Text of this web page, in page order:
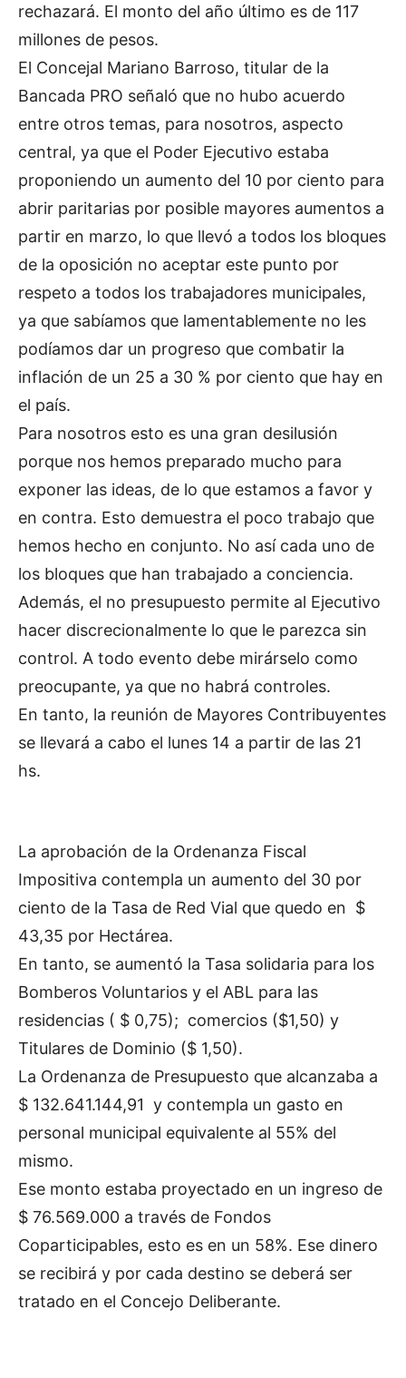
rechazará. El monto del año último es de 117
millones de pesos.
El Concejal Mariano Barroso, titular de la
Bancada PRO señaló que no hubo acuerdo
entre otros temas, para nosotros, aspecto
central, ya que el Poder Ejecutivo estaba
proponiendo un aumento del 10 por ciento para
abrir paritarias por posible mayores aumentos a
partir en marzo, lo que llevó a todos los bloques
de la oposición no aceptar este punto por
respeto a todos los trabajadores municipales,
ya que sabíamos que lamentablemente no les
podíamos dar un progreso que combatir la
inflación de un 25 a 30 % por ciento que hay en
el país.
Para nosotros esto es una gran desilusión
porque nos hemos preparado mucho para
exponer las ideas, de lo que estamos a favor y
en contra. Esto demuestra el poco trabajo que
hemos hecho en conjunto. No así cada uno de
los bloques que han trabajado a conciencia.
Además, el no presupuesto permite al Ejecutivo
hacer discrecionalmente lo que le parezca sin
control. A todo evento debe mirárselo como
preocupante, ya que no habrá controles.
En tanto, la reunión de Mayores Contribuyentes
se llevará a cabo el lunes 14 a partir de las 21
hs.
La aprobación de la Ordenanza Fiscal
Impositiva contempla un aumento del 30 por
ciento de la Tasa de Red Vial que quedo en $
43,35 por Hectárea.
En tanto, se aumentó la Tasa solidaria para los
Bomberos Voluntarios y el ABL para las
residencias ( $ 0,75); comercios ($1,50) y
Titulares de Dominio ($ 1,50).
La Ordenanza de Presupuesto que alcanzaba a
$ 132.641.144,91 y contempla un gasto en
personal municipal equivalente al 55% del
mismo.
Ese monto estaba proyectado en un ingreso de
$ 76.569.000 a través de Fondos
Coparticipables, esto es en un 58%. Ese dinero
se recibirá y por cada destino se deberá ser
tratado en el Concejo Deliberante.